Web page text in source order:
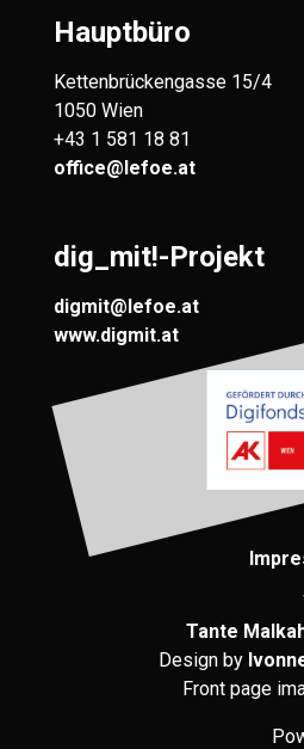
Hauptbüro
Kettenbrückengasse 15/4
1050 Wien
+43 1 581 18 81
office@lefoe.at
dig_mit!-Projekt
digmit@lefoe.at
www.digmit.at
Tante
Design by
Front page